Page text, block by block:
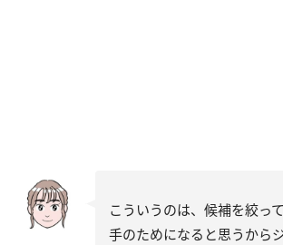
こういうのは、候補を絞っ
手のためになると思うから